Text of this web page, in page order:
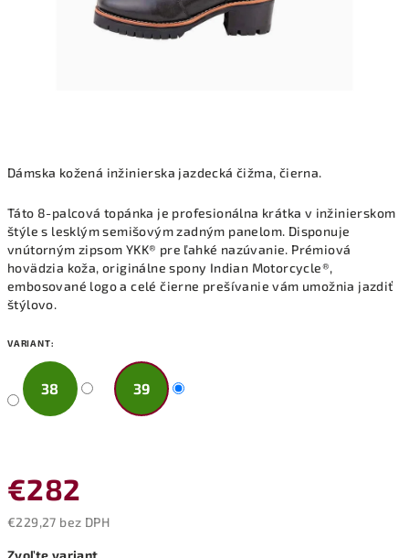
Dámska kožená inžinierska jazdecká čižma, čierna.
Táto 8-palcová topánka je profesionálna krátka v inžinierskom
štýle s lesklým semišovým zadným panelom. Disponuje
vnútorným zipsom YKK® pre ľahké nazúvanie. Prémiová
hovädzia koža, originálne spony Indian Motorcycle®,
embosované logo a celé čierne prešívanie vám umožnia jazdiť
štýlovo.
VARIANT:
38 39
€282
€229,27 bez DPH
Zvoľte variant